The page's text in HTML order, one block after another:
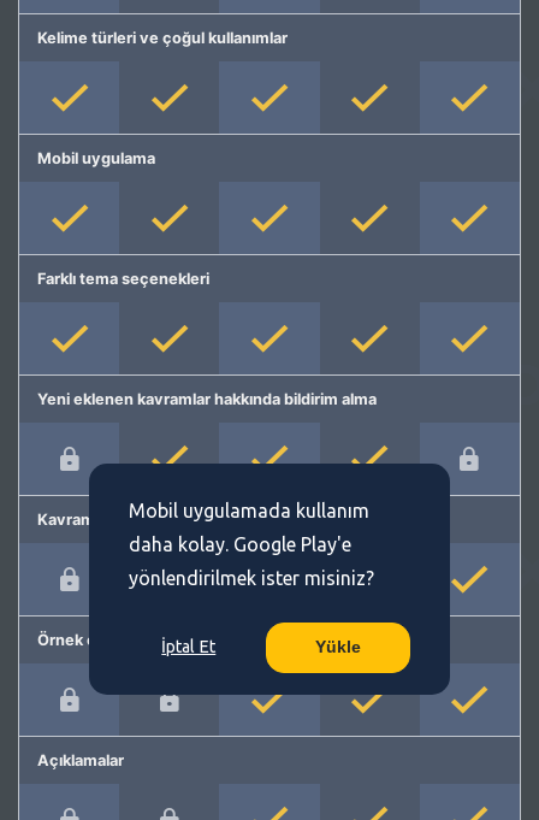
Kelime türleri ve çoğul kullanımlar
Mobil uygulama
Farklı tema seçenekleri
Yeni eklenen kavramlar hakkında bildirim alma
Kavram önerme
Örnek cümleler
Açıklamalar
Mobil uygulamada kullanım
daha kolay. Google Play'e
yönlendirilmek ister misiniz?
İptal Et Yükle